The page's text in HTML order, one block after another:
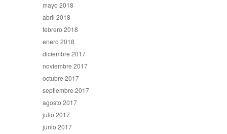
mayo 2018
abril 2018
febrero 2018
enero 2018
diciembre 2017
noviembre 2017
octubre 2017
septiembre 2017
agosto 2017
julio 2017
junio 2017